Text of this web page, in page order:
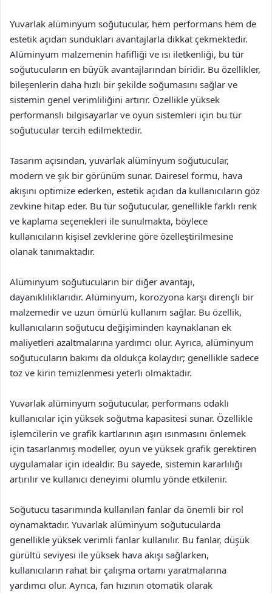
Yuvarlak alüminyum soğutucular, hem performans hem de
estetik açıdan sundukları avantajlarla dikkat çekmektedir.
Alüminyum malzemenin hafifliği ve ısı iletkenliği, bu tür
soğutucuların en büyük avantajlarından biridir. Bu özellikler,
bileşenlerin daha hızlı bir şekilde soğumasını sağlar ve
sistemin genel verimliliğini artırır. Özellikle yüksek
performanslı bilgisayarlar ve oyun sistemleri için bu tür
soğutucular tercih edilmektedir.
Tasarım açısından, yuvarlak alüminyum soğutucular,
modern ve şık bir görünüm sunar. Dairesel formu, hava
akışını optimize ederken, estetik açıdan da kullanıcıların göz
zevkine hitap eder. Bu tür soğutucular, genellikle farklı renk
ve kaplama seçenekleri ile sunulmakta, böylece
kullanıcıların kişisel zevklerine göre özelleştirilmesine
olanak tanımaktadır.
Alüminyum soğutucuların bir diğer avantajı,
dayanıklılıklarıdır. Alüminyum, korozyona karşı dirençli bir
malzemedir ve uzun ömürlü kullanım sağlar. Bu özellik,
kullanıcıların soğutucu değişiminden kaynaklanan ek
maliyetleri azaltmalarına yardımcı olur. Ayrıca, alüminyum
soğutucuların bakımı da oldukça kolaydır; genellikle sadece
toz ve kirin temizlenmesi yeterli olmaktadır.
Yuvarlak alüminyum soğutucular, performans odaklı
kullanıcılar için yüksek soğutma kapasitesi sunar. Özellikle
işlemcilerin ve grafik kartlarının aşırı ısınmasını önlemek
için tasarlanmış modeller, oyun ve yüksek grafik gerektiren
uygulamalar için idealdir. Bu sayede, sistemin kararlılığı
artırılır ve kullanıcı deneyimi olumlu yönde etkilenir.
Soğutucu tasarımında kullanılan fanlar da önemli bir rol
oynamaktadır. Yuvarlak alüminyum soğutucularda
genellikle yüksek verimli fanlar kullanılır. Bu fanlar, düşük
gürültü seviyesi ile yüksek hava akışı sağlarken,
kullanıcıların rahat bir çalışma ortamı yaratmalarına
yardımcı olur. Ayrıca, fan hızının otomatik olarak